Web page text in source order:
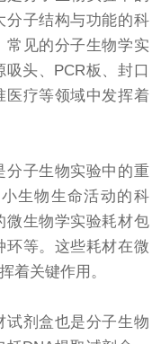
分子结构与功能的科
常见的分子生物学实
头、PCR板、封口
医疗等领域中发挥着
子生物实验中的重
生物生命活动的科
微生物学实验耗材包
环等。这些耗材在微
着关键作用。
剂盒也是分子生物